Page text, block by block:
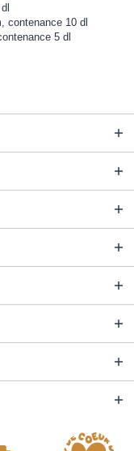
contenance 10 dl
5 dl